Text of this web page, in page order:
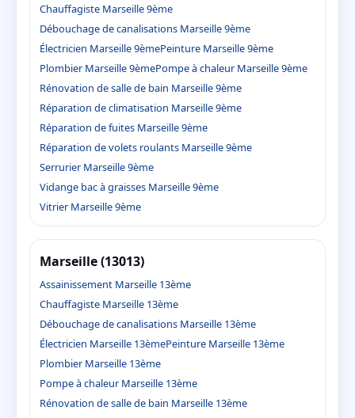
Chauffagiste Marseille 9ème
Débouchage de canalisations Marseille 9ème
Électricien Marseille 9èmePeinture Marseille 9ème
Plombier Marseille 9èmePompe à chaleur Marseille 9ème
Rénovation de salle de bain Marseille 9ème
Réparation de climatisation Marseille 9ème
Réparation de fuites Marseille 9ème
Réparation de volets roulants Marseille 9ème
Serrurier Marseille 9ème
Vidange bac à graisses Marseille 9ème
Vitrier Marseille 9ème
Marseille (13013)
Assainissement Marseille 13ème
Chauffagiste Marseille 13ème
Débouchage de canalisations Marseille 13ème
Électricien Marseille 13èmePeinture Marseille 13ème
Plombier Marseille 13ème
Pompe à chaleur Marseille 13ème
Rénovation de salle de bain Marseille 13ème